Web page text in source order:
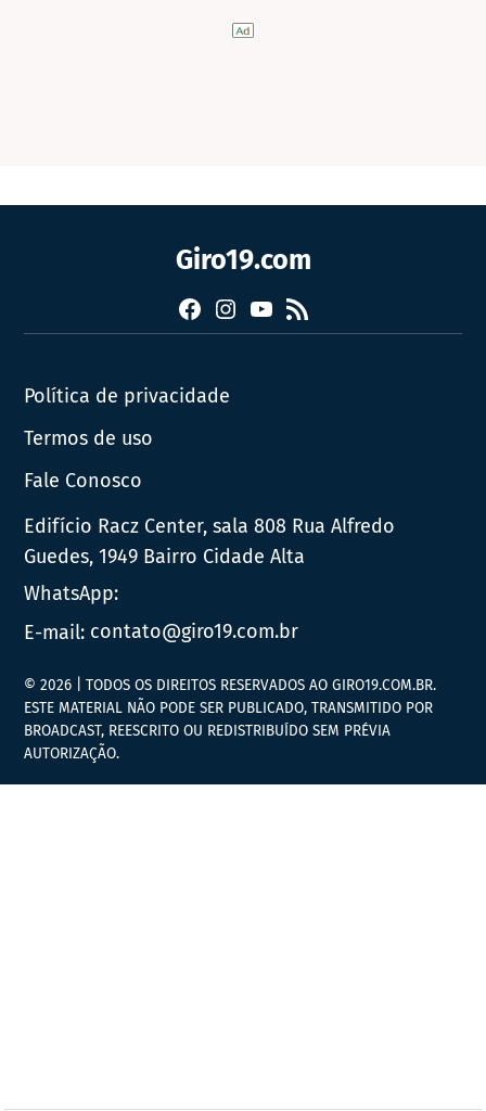
Giro19.com
FacebookInstagram
YouTube
RSS
Política de privacidade
Termos de uso
Fale Conosco
Edifício Racz Center, sala 808 Rua Alfredo
Guedes, 1949 Bairro Cidade Alta
WhatsApp:
E-mail: contato@giro19.com.br
© 2026 | TODOS OS DIREITOS RESERVADOS AO GIRO19.COM.BR.
ESTE MATERIAL NÃO PODE SER PUBLICADO, TRANSMITIDO POR
BROADCAST, REESCRITO OU REDISTRIBUÍDO SEM PRÉVIA
AUTORIZAÇÃO.